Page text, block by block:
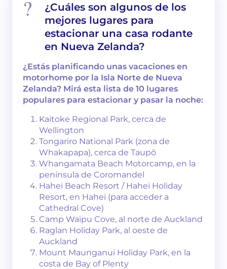
¿Cuáles son algunos de los
mejores lugares para
estacionar una casa rodante
en Nueva Zelanda?
¿Estás planificando unas vacaciones en
motorhome por la Isla Norte de Nueva
Zelanda? Mirá esta lista de 10 lugares
populares para estacionar y pasar la noche:
Kaitoke Regional Park, cerca de
Wellington
Tongariro National Park (zona de
Whakapapa), cerca de Taupō
Whangamata Beach Motorcamp, en la
península de Coromandel
Hahei Beach Resort / Hahei Holiday
Resort, en Hahei (para acceder a
Cathedral Cove)
Camp Waipu Cove, al norte de Auckland
Raglan Holiday Park, al oeste de
Auckland
Mount Maunganui Holiday Park, en la
costa de Bay of Plenty